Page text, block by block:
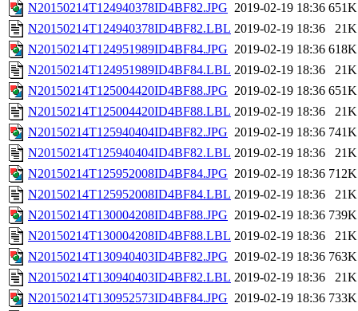
N20150214T124940378ID4BF82.JPG 2019-02-19 18:36 651K
N20150214T124940378ID4BF82.LBL 2019-02-19 18:36
21K
N20150214T124951989ID4BF84.JPG 2019-02-19 18:36 618K
N20150214T124951989ID4BF84.LBL 2019-02-19 18:36
21K
N20150214T125004420ID4BF88.JPG 2019-02-19 18:36 651K
N20150214T125004420ID4BF88.LBL 2019-02-19 18:36
21K
N20150214T125940404ID4BF82.JPG 2019-02-19 18:36 741K
N20150214T125940404ID4BF82.LBL 2019-02-19 18:36
21K
N20150214T125952008ID4BF84.JPG 2019-02-19 18:36 712K
N20150214T125952008ID4BF84.LBL 2019-02-19 18:36
21K
N20150214T130004208ID4BF88.JPG 2019-02-19 18:36 739K
N20150214T130004208ID4BF88.LBL 2019-02-19 18:36
21K
N20150214T130940403ID4BF82.JPG 2019-02-19 18:36 763K
N20150214T130940403ID4BF82.LBL 2019-02-19 18:36
21K
N20150214T130952573ID4BF84.JPG 2019-02-19 18:36 733K